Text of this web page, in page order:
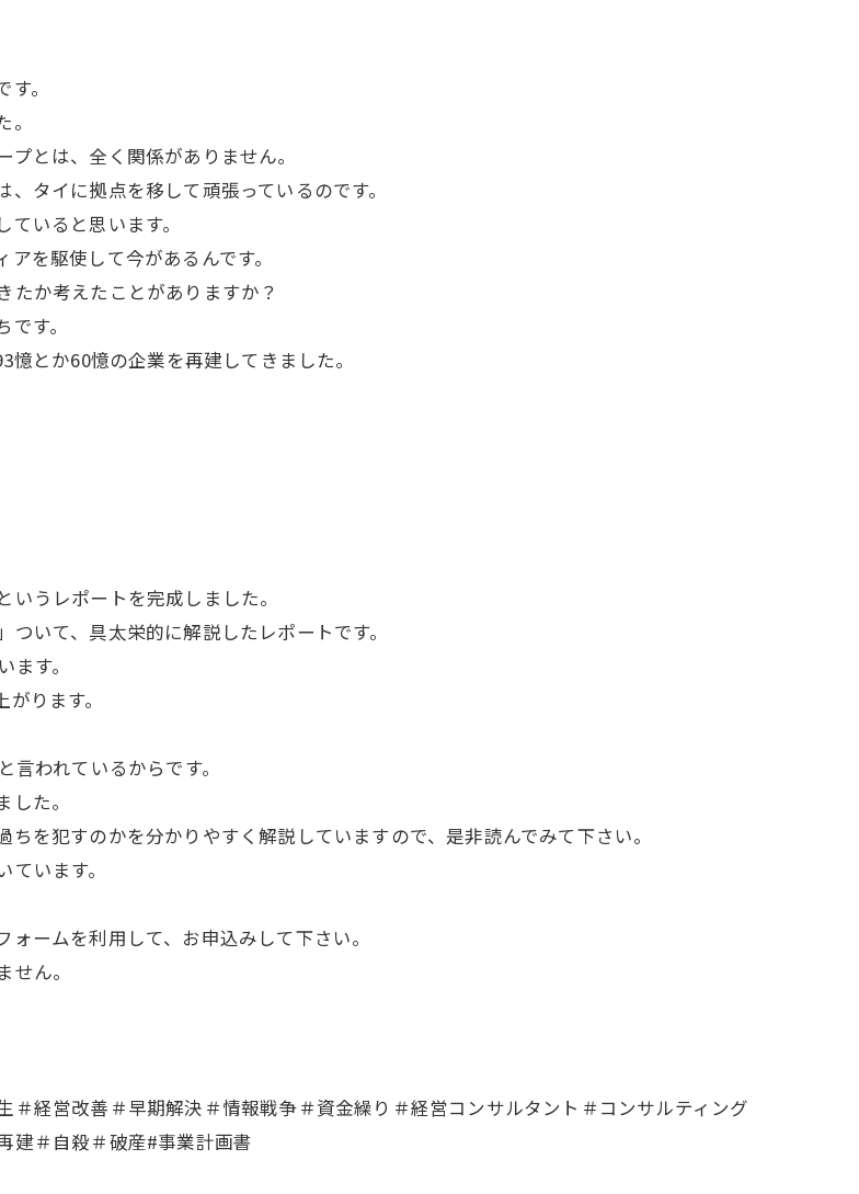
。
とは、全く関係がありません。
タイに拠点を移して頑張っているのです。
いると思います。
を駆使して今があるんです。
か考えたことがありますか？
す。
とか60憶の企業を再建してきました。
うレポートを完成しました。
いて、具太栄的に解説したレポートです。
す。
ります。
われているからです。
た。
を犯すのかを分かりやすく解説していますので、是非読んでみて下さい。
います。
ームを利用して、お申込みして下さい。
ん。
経営改善＃早期解決＃情報戦争＃資金繰り＃経営コンサルタント＃コンサルティング
建＃自殺＃破産#事業計画書